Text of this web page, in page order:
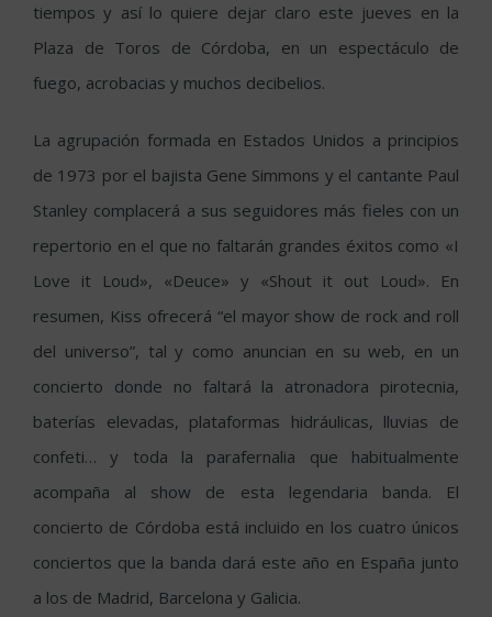
tiempos y así lo quiere dejar claro este jueves en la
Plaza de Toros de Córdoba, en un espectáculo de
fuego, acrobacias y muchos decibelios.
La agrupación formada en Estados Unidos a principios
de 1973 por el bajista Gene Simmons y el cantante Paul
Stanley complacerá a sus seguidores más fieles con un
repertorio en el que no faltarán grandes éxitos como «I
Love it Loud», «Deuce» y «Shout it out Loud». En
resumen, Kiss ofrecerá “el mayor show de rock and roll
del universo”, tal y como anuncian en su web, en un
concierto donde no faltará la atronadora pirotecnia,
baterías elevadas, plataformas hidráulicas, lluvias de
confeti… y toda la parafernalia que habitualmente
acompaña al show de esta legendaria banda. El
concierto de Córdoba está incluido en los cuatro únicos
conciertos que la banda dará este año en España junto
a los de Madrid, Barcelona y Galicia.